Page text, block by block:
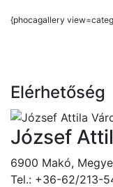
{phocagallery
Elérhetőség
József
6900 Makó,
Tel.: +36-62/213-